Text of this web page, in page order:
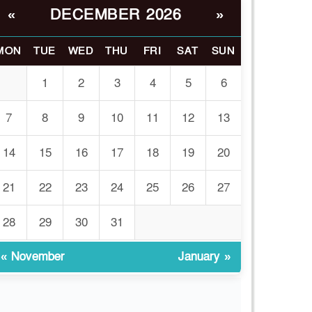
ভোরে ঝিনাইদহ সীমান্তে
রাবার বুলেট, বাংলাদেশি
আহত
চুয়াডাঙ্গা/ প্রথম স্ত্রীকে নিয়ে
মালয়েশিয়ায়, দ্বিতীয় স্ত্রী
স্বামীর বাড়ি
৮
এমপিওভুক্ত শিক্ষকদের
বদলি কার্যক্রম চালু
৯
গবেষণার আগে গবেষণার
ভিত্তি: বিশ্ববিদ্যালয় কি
প্রস্তুত?
« DECEMBER 2026 »
TUE WED THU FRI SAT SUN
1 2 3 4 5 6
7 8 9 10 11 12 13
14 15 16 17 18 19 20
21 22 23 24 25 26 27
28 29 30 31
« November January »